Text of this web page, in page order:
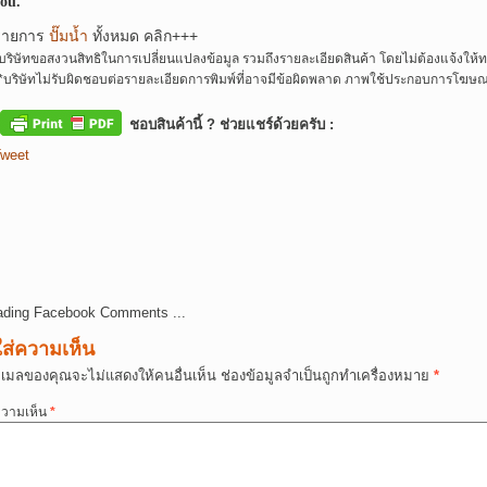
ยการ ปั๊มน้ำ ทั้งหมด คลิก+++
ริษัทขอสงวนสิทธิในการเปลี่ยนแปลงข้อมูล รวมถึงรายละเอียดสินค้า โดยไม่ต้องแจ้งให้
บริษัทไม่รับผิดชอบต่อรายละเอียดการพิมพ์ที่อาจมีข้อผิดพลาด ภาพใช้ประกอบการโฆษ
ชอบสินค้านี้ ? ช่วยแชร์ด้วยครับ :
Facebook Comments ...
ส่ความเห็น
มลของคุณจะไม่แสดงให้คนอื่นเห็น ช่องข้อมูลจำเป็นถูกทำเครื่องหมาย *
ามเห็น *